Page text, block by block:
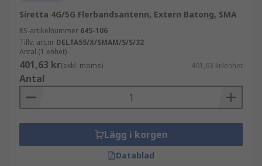
Siretta 4G/5G Flerbandsantenn, Extern Batong, SMA
RS-artikelnummer 645-106
Tillv. art.nr DELTA55/X/SMAM/S/S/32
Antal (1 enhet)
401,63 kr(exkl. moms) 401,63 kr/enhet
Antal
Lägg i korgen
Datablad